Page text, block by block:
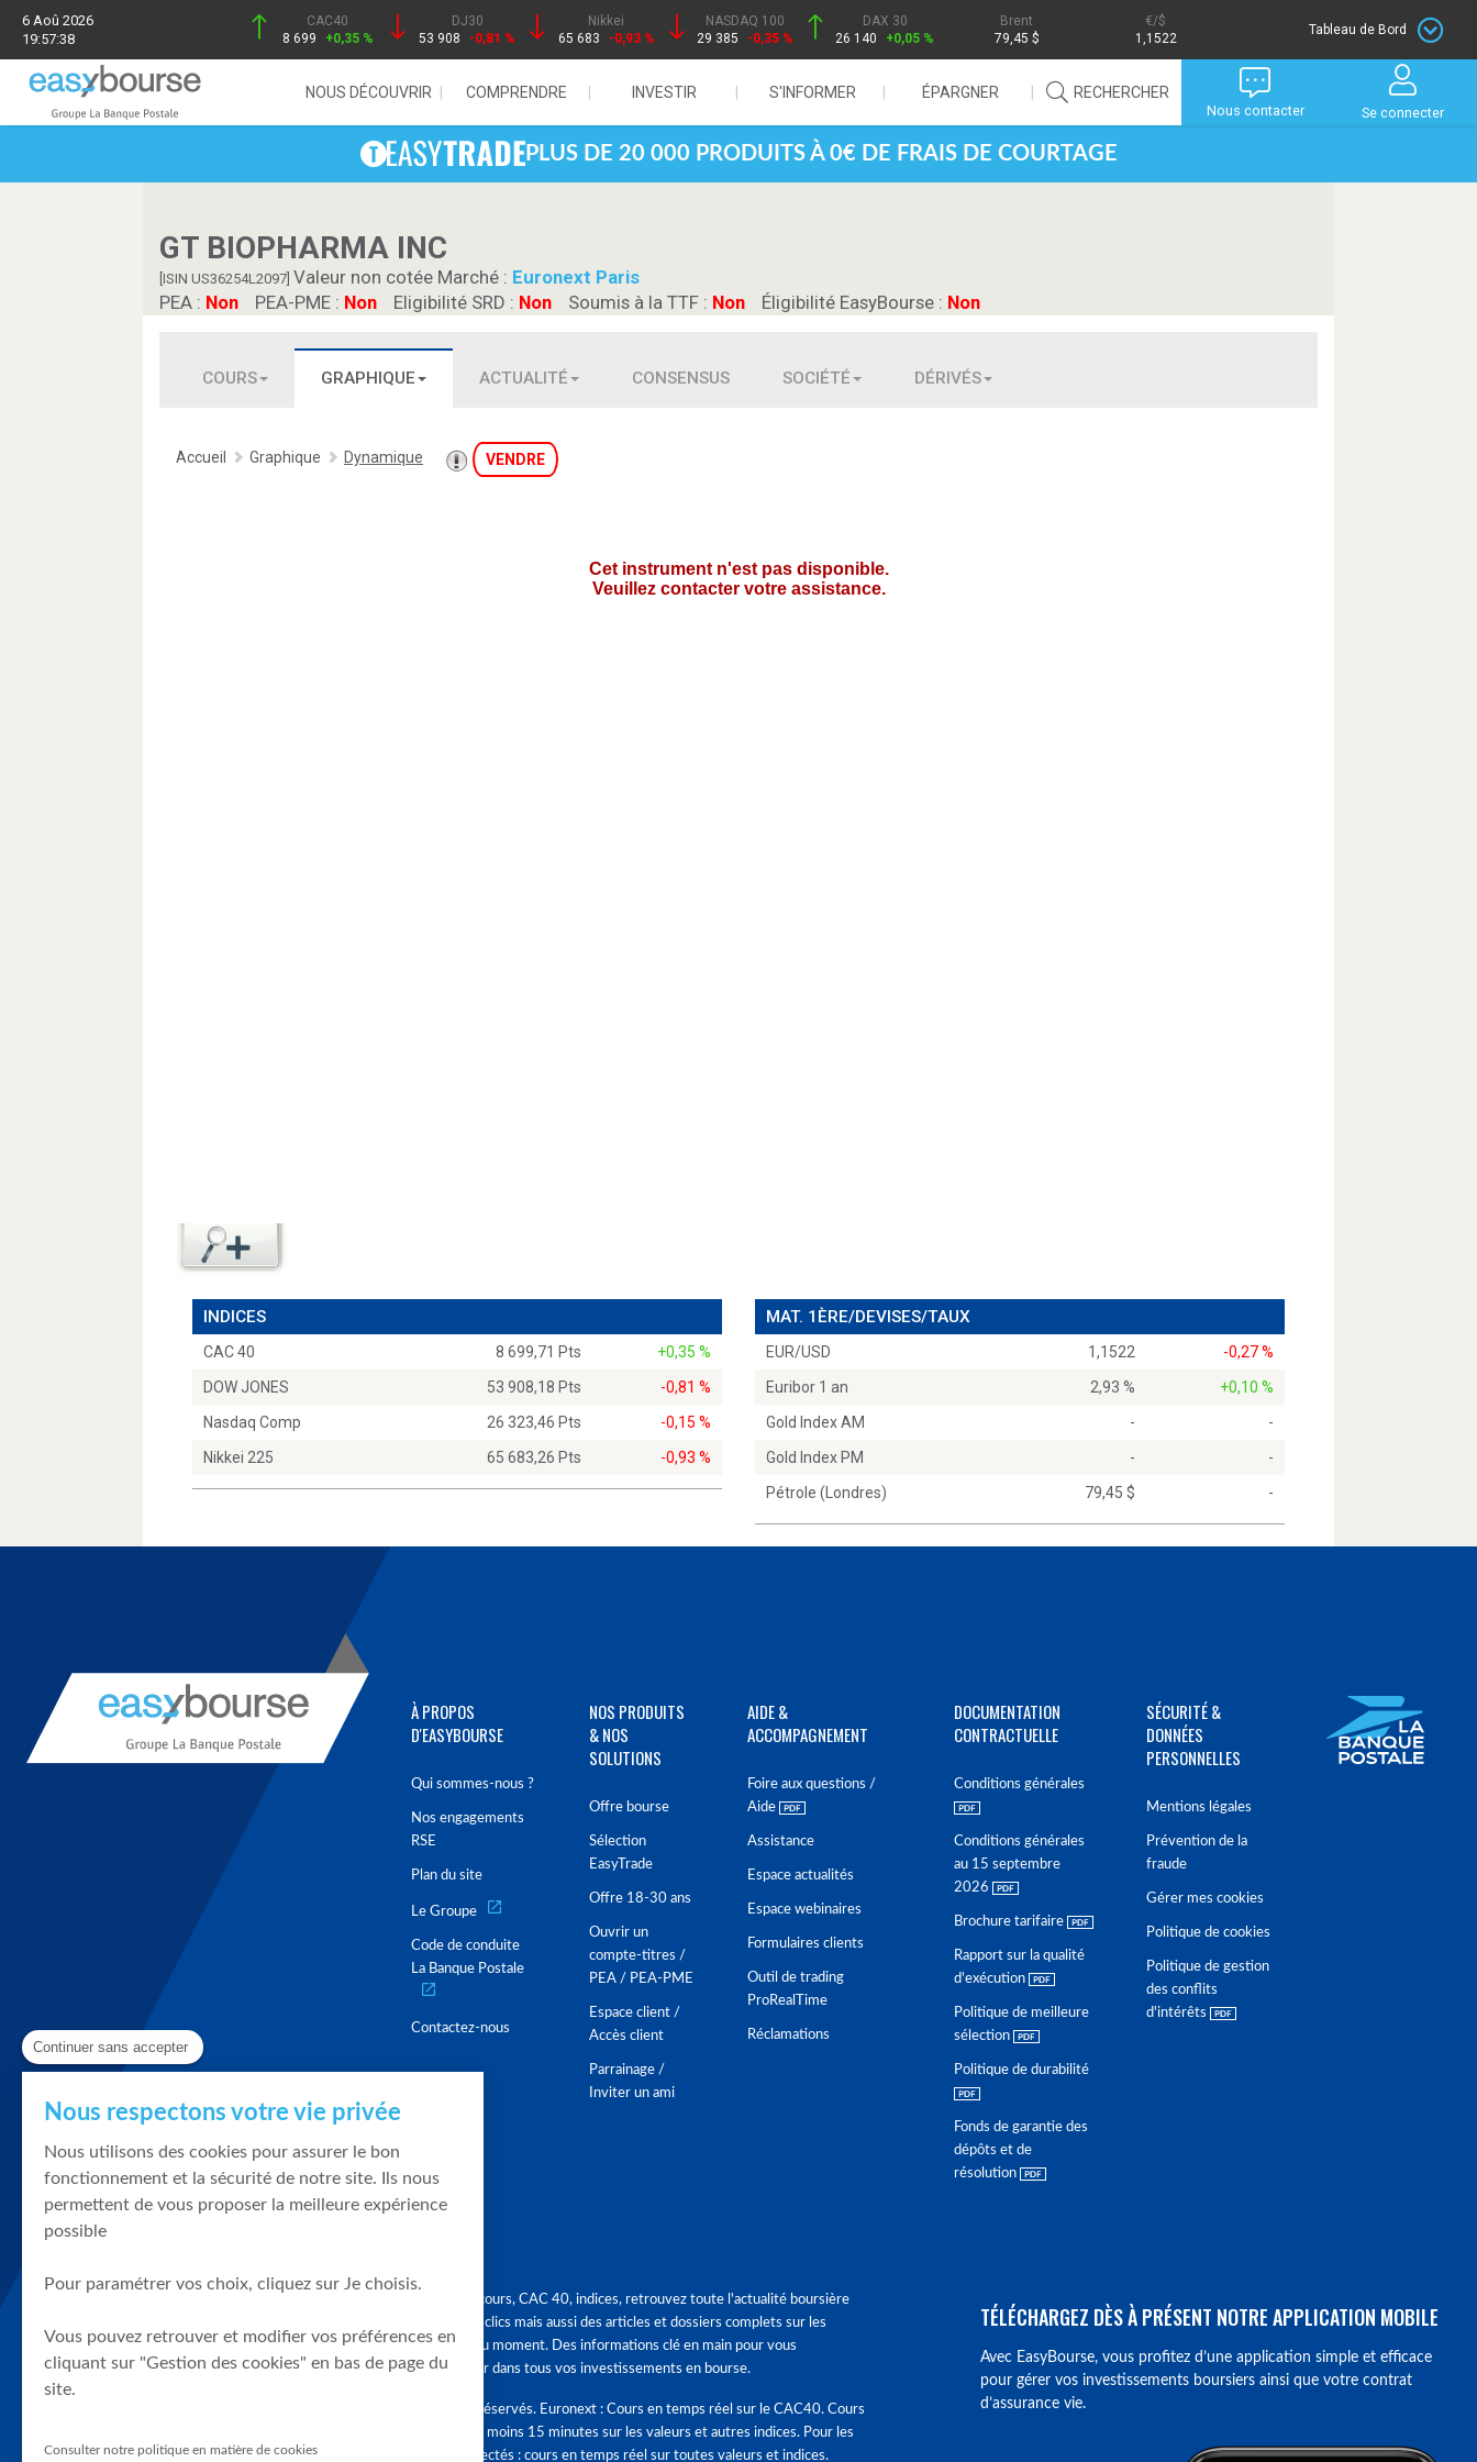
6 Aoû 2026
19:57:38
CAC40
8 699
+0,35 %
DJ30
53 908
-0,81 %
Nikkei
65 683
-0,93 %
NASDAQ 100
29 385
-0,35 %
DAX 30
26 140
+0,05 %
Brent
79,45 $
/$
1,1522
Tableau de Bord
NOUS DÉCOUVRIR COMPRENDRE INVESTIR S'INFORMER ÉPARGNER RECHERCHER
Nous contacter Se connecter
PLUS DE 20 000 PRODUITS À 0€ DE FRAIS DE COURTAGE
GT BIOPHARMA INC
[ISIN US36254L2097] Valeur non cotée Marché : Euronext Paris
PEA : Non PEA-PME : Non Eligibilité SRD : Non Soumis à la TTF : Non Éligibilité EasyBourse : Non
COURS GRAPHIQUE ACTUALITÉ CONSENSUS SOCIÉTÉ DÉRIVÉS
Accueil Graphique Dynamique VENDRE
INDICES
CAC 40 8 699,71 Pts
+0,35 %
DOW JONES
53 908,18 Pts
-0,81 %
Nasdaq Comp
26 323,46 Pts
-0,15 %
Nikkei 225
65 683,26 Pts -0,93 %
MAT. 1ÈRE/DEVISES/TAUX
EUR/USD 1,1522
-0,27 %
Euribor 1 an
2,93 %
+0,10 %
Gold Index AM
-
-
Gold Index PM
-
-
Pétrole (Londres)
79,45 $ -
À PROPOS
D'EASYBOURSE
Qui sommes-nous ?
Nos engagements
RSE
Plan du site
Le Groupe
Code de conduite
La Banque Postale
Contactez-nous
NOS PRODUITS
& NOS
SOLUTIONS
Offre bourse
Sélection
EasyTrade
Offre 18-30 ans
Ouvrir un
compte-titres /
PEA / PEA-PME
Espace client /
Accès client
Parrainage /
Inviter un ami
AIDE &
ACCOMPAGNEMENT
Foire aux questions /
Aide
Assistance
Espace actualités
Espace webinaires
Formulaires clients
Outil de trading
ProRealTime
Réclamations
DOCUMENTATION
CONTRACTUELLE
Conditions générales
Conditions générales
au 15 septembre
2026
Brochure tarifaire
Rapport sur la qualité
d'exécution
Politique de meilleure
sélection
Politique de durabilité
Fonds de garantie des
dépôts et de
résolution
SÉCURITÉ &
DONNÉES
PERSONNELLES
Mentions légales
Prévention de la
fraude
Gérer mes cookies
Politique de cookies
Politique de gestion
des conflits
d'intérêts
Graphique, cours, CAC 40, indices, retrouvez toute l'actualité boursière
en quelques clics mais aussi des articles et dossiers complets sur les
tendances du moment. Des informations clé en main pour vous
accompagner dans tous vos investissements en bourse.
Tous droits réservés. Euronext : Cours en temps réel sur le CAC40. Cours
différés d'au moins 15 minutes sur les valeurs et autres indices. Pour les
clients connectés : cours en temps réel sur toutes valeurs et indices.
TÉLÉCHARGEZ DÈS À PRÉSENT NOTRE APPLICATION MOBILE
Avec EasyBourse, vous profitez d’une application simple et efficace
pour gérer vos investissements boursiers ainsi que votre contrat
d’assurance vie.
Continuer sans accepter
Nous respectons votre vie privée
Nous utilisons des cookies pour assurer le bon
fonctionnement et la sécurité de notre site. Ils nous
permettent de vous proposer la meilleure expérience
possible
Pour paramétrer vos choix, cliquez sur Je choisis.
Vous pouvez retrouver et modifier vos préférences en
cliquant sur "Gestion des cookies" en bas de page du
site.
Consulter notre politique en matière de cookies